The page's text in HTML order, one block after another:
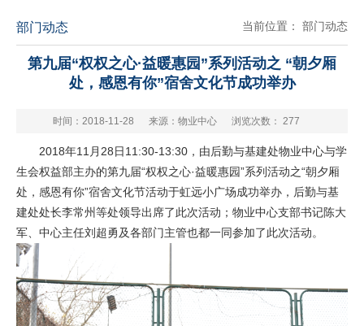
部门动态 当前位置： 部门动态
第九届“权权之心·益暖惠园”系列活动之 “朝夕厢
处，感恩有你”宿舍文化节成功举办
时间：2018-11-28 来源：物业中心 浏览次数： 277
2018年11月28日11:30-13:30，由后勤与基建处物业中心与学
生会权益部主办的第九届“权权之心·益暖惠园”系列活动之“朝夕厢
处，感恩有你”宿舍文化节活动于虹远小广场成功举办，后勤与基
建处处长李常州等处领导出席了此次活动；物业中心支部书记陈大
军、中心主任刘超勇及各部门主管也都一同参加了此次活动。